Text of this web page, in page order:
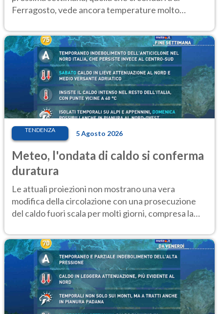
Ferragosto, vede ancora temperature molto
TENDENZA 5 Agosto 2026
Meteo, l'ondata di caldo si conferma
duratura
Le attuali proiezioni non mostrano una vera
modifica della circolazione con una prosecuzione
del caldo fuori scala per molti giorni, compresa la